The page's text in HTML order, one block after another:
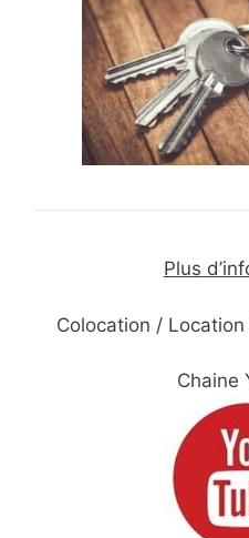
Plus
Colocation /
Chaine